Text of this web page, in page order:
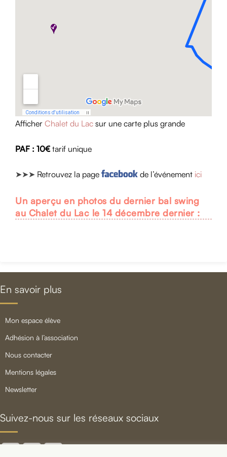
Afficher Chalet du Lac sur une carte plus grande
PAF : 10€ tarif unique
➤➤➤ Retrouvez la page de l’événement ici
Un aperçu en photos du dernier bal swing
au Chalet du Lac le 14 décembre dernier :
En savoir plus
mon espace élève
adhésion à l’association
nous contacter
mentions légales
newsletter
Suivez-nous sur les réseaux sociaux